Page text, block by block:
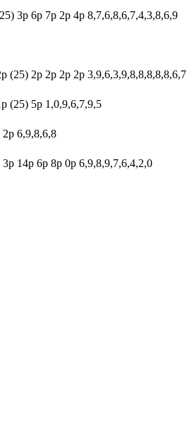
3p 6p 7p 2p 4p 8,7,6,8,6,7,4,3,8,6,9
p (25) 2p 2p 2p 2p 3,9,6,3,9,8,8,8,8,8,6,7
p (25) 5p 1,0,9,6,7,9,5
2p 6,9,8,6,8
3p 14p 6p 8p 0p 6,9,8,9,7,6,4,2,0